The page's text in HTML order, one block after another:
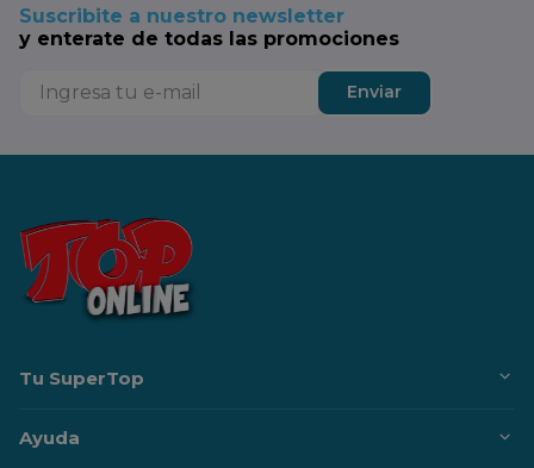
Suscribite a nuestro newsletter
y enterate de todas las promociones
Enviar
Tu SuperTop
Ayuda